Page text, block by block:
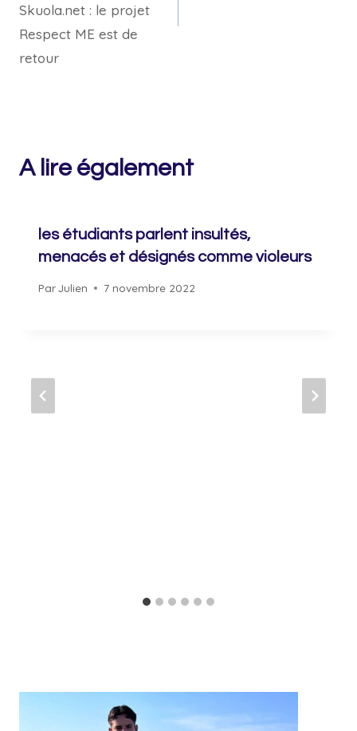
Skuola.net : le projet
Respect ME est de
retour
A lire également
les étudiants parlent insultés,
menacés et désignés comme violeurs
ParJulien 7 novembre 2022